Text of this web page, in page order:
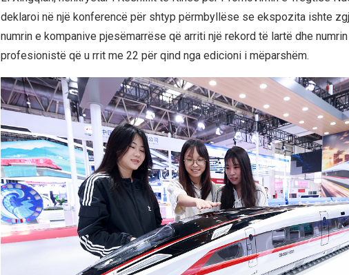
deklaroi në një konferencë për shtyp përmbyllëse se ekspozita ishte
numrin e kompanive pjesëmarrëse që arriti një rekord të lartë dhe
profesionistë që u rrit me 22 për qind nga edicioni i mëparshëm.